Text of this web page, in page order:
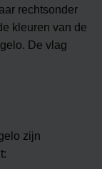
rechtsonder
kleuren van de
De vlag
zijn